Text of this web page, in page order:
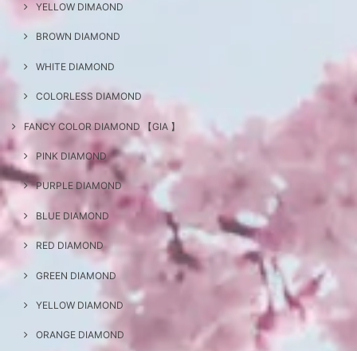
YELLOW DIMAOND
BROWN DIAMOND
WHITE DIAMOND
COLORLESS DIAMOND
FANCY COLOR DIAMOND 【GIA 】
PINK DIAMOND
PURPLE DIAMOND
BLUE DIAMOND
RED DIAMOND
GREEN DIAMOND
YELLOW DIAMOND
ORANGE DIAMOND